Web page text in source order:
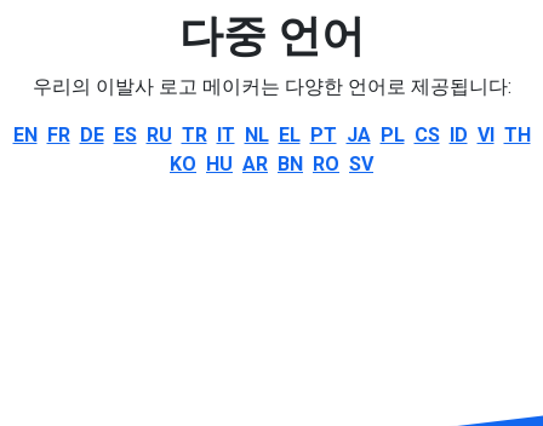
다중 언어
우리의 이발사 로고 메이커는 다양한 언어로 제공됩니다:
EN FR DE ES RU TR IT NL EL PT JA PL CS ID VI TH
KO HU AR BN RO SV